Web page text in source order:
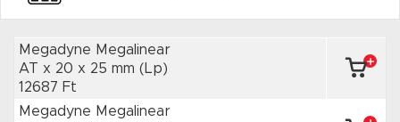
Megadyne Megalinear
AT x 20 x 25 mm (Lp)
12687 Ft
Megadyne Megalinear